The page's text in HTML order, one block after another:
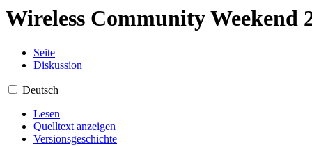
Wireless Community Weekend
Seite
Diskussion
Deutsch
Lesen
Quelltext anzeigen
Versionsgeschichte